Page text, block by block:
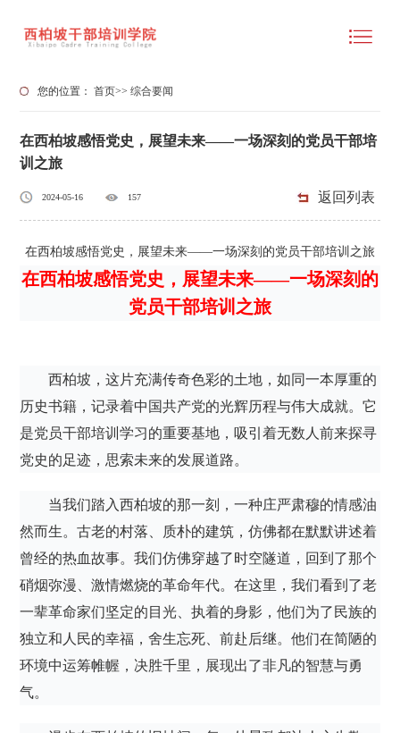
您的位置：首页>>综合要闻
在西柏坡感悟党史，展望未来——一场深刻的党员干部培
训之旅
2024-05-16 157 返回列表
在西柏坡感悟党史，展望未来——一场深刻的党员干部培训之旅
在西柏坡感悟党史，展望未来——一场深刻的
党员干部培训之旅
西柏坡，这片充满传奇色彩的土地，如同一本厚重的
历史书籍，记录着中国共产党的光辉历程与伟大成就。它
是党员干部培训学习的重要基地，吸引着无数人前来探寻
党史的足迹，思索未来的发展道路。
当我们踏入西柏坡的那一刻，一种庄严肃穆的情感油
然而生。古老的村落、质朴的建筑，仿佛都在默默讲述着
曾经的热血故事。我们仿佛穿越了时空隧道，回到了那个
硝烟弥漫、激情燃烧的革命年代。在这里，我们看到了老
一辈革命家们坚定的目光、执着的身影，他们为了民族的
独立和人民的幸福，舍生忘死、前赴后继。他们在简陋的
环境中运筹帷幄，决胜千里，展现出了非凡的智慧与勇
气。